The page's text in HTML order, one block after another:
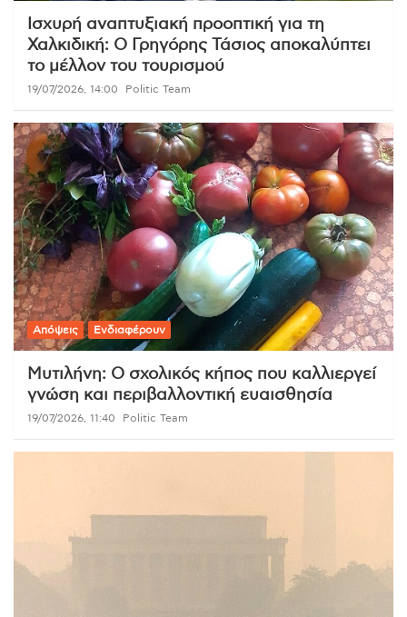
Ισχυρή αναπτυξιακή προοπτική για τη
Χαλκιδική: Ο Γρηγόρης Τάσιος αποκαλύπτει
το μέλλον του τουρισμού
19/07/2026, 14:00 Politic Team
Απόψεις Ενδιαφέρουν
Μυτιλήνη: Ο σχολικός κήπος που καλλιεργεί
γνώση και περιβαλλοντική ευαισθησία
19/07/2026, 11:40 Politic Team